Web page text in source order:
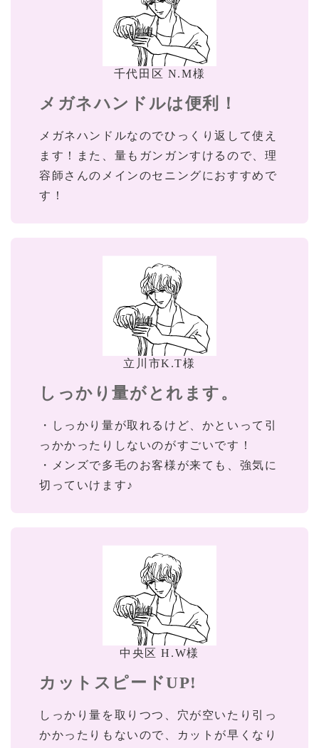
千代田区 N.M様
メガネハンドルは便利！
メガネハンドルなのでひっくり返して使え
ます！また、量もガンガンすけるので、理
容師さんのメインのセニングにおすすめで
す！
立川市K.T様
しっかり量がとれます。
・しっかり量が取れるけど、かといって引
っかかったりしないのがすごいです！
・メンズで多毛のお客様が来ても、強気に
切っていけます♪
中央区 H.W様
カットスピードUP!
しっかり量を取りつつ、穴が空いたり引っ
かかったりもないので、カットが早くなり